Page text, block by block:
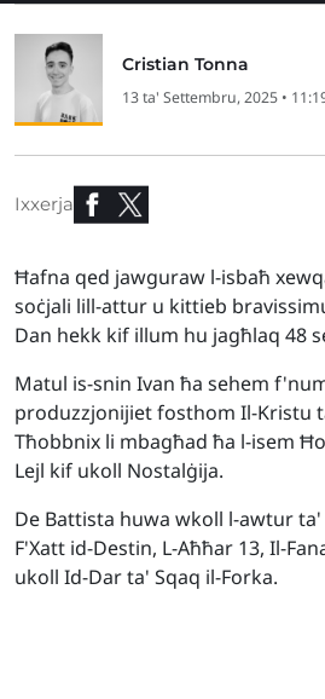
Cristian Tonna
13 ta' Settembru, 2025 •
Ixxerja
Ħafna qed jawguraw l-isbaħ
soċjali lill-attur u kittieb
Dan hekk kif illum hu jagħlaq 48
Matul is-snin Ivan ħa sehem
produzzjonijiet fosthom Il-Kristu
Tħobbnix li mbagħad ħa l-isem
Lejl kif ukoll Nostalġija.
De Battista huwa wkoll l-awtur
F'Xatt id-Destin, L-Aħħar 13, Il-
ukoll Id-Dar ta' Sqaq il-Forka.